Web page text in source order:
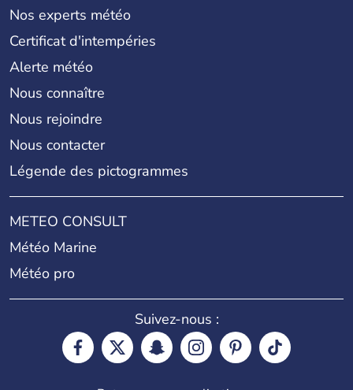
Nos experts météo
Certificat d'intempéries
Alerte météo
Nous connaître
Nous rejoindre
Nous contacter
Légende des pictogrammes
METEO CONSULT
Météo Marine
Météo pro
Suivez-nous :